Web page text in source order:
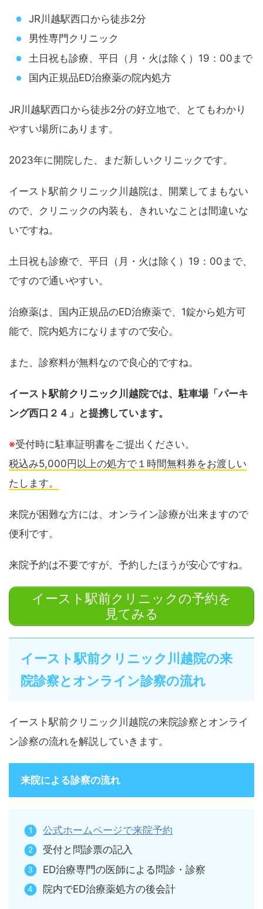
JR川越駅西口から徒歩2分
男性専門クリニック
土日祝も診療、平日（月・火は除く）19：00まで
国内正規品ED治療薬の院内処方
JR川越駅西口から徒歩2分の好立地で、とてもわかり
やすい場所にあります。
2023年に開院した、まだ新しいクリニックです。
イースト駅前クリニック川越院は、開業してまもない
ので、クリニックの内装も、きれいなことは間違いな
いですね。
土日祝も診療で、平日（月・火は除く）19：00まで、
ですので通いやすい。
治療薬は、国内正規品のED治療薬で、1錠から処方可
能で、院内処方になりますので安心。
また、診察料が無料なので良心的ですね。
イースト駅前クリニック川越院では、駐車場「パーキ
ング西口２４」と提携しています。
※受付時に駐車証明書をご提出ください。
税込み5,000円以上の処方で１時間無料券をお渡しい
たします。
来院が困難な方には、オンライン診療が出来ますので
便利です。
来院予約は不要ですが、予約したほうが安心ですね。
イースト駅前クリニックの予約を
見てみる
イースト駅前クリニック川越院の来
院診察とオンライン診察の流れ
イースト駅前クリニック川越院の来院診察とオンライ
ン診察の流れを解説していきます。
来院による診察の流れ
公式ホームページで来院予約
受付と問診票の記入
ED治療専門の医師による問診・診察
院内でED治療薬処方の後会計